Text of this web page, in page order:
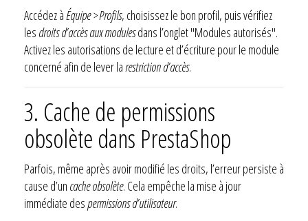
Accédez àÉquipe > Profils, choisissez le bon profil, puis vérifiez
les droits d’accès aux modulesdans l’onglet "Modules autorisés".
Activez les autorisations de lecture et d’écriture pour le module
concerné afin de lever la restriction d’accès.
3. Cache de permissions
obsolète dans PrestaShop
Parfois, même après avoir modifié les droits, l’erreur persiste à
cause d’un cache obsolète. Cela empêche la mise à jour
immédiate despermissions d’utilisateur.